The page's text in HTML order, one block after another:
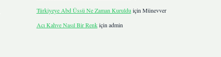
Türkiyeye Abd Üssü Ne Zaman Kuruldu için Münevver
Acı Kahve Nasıl Bir Renkiçin admin